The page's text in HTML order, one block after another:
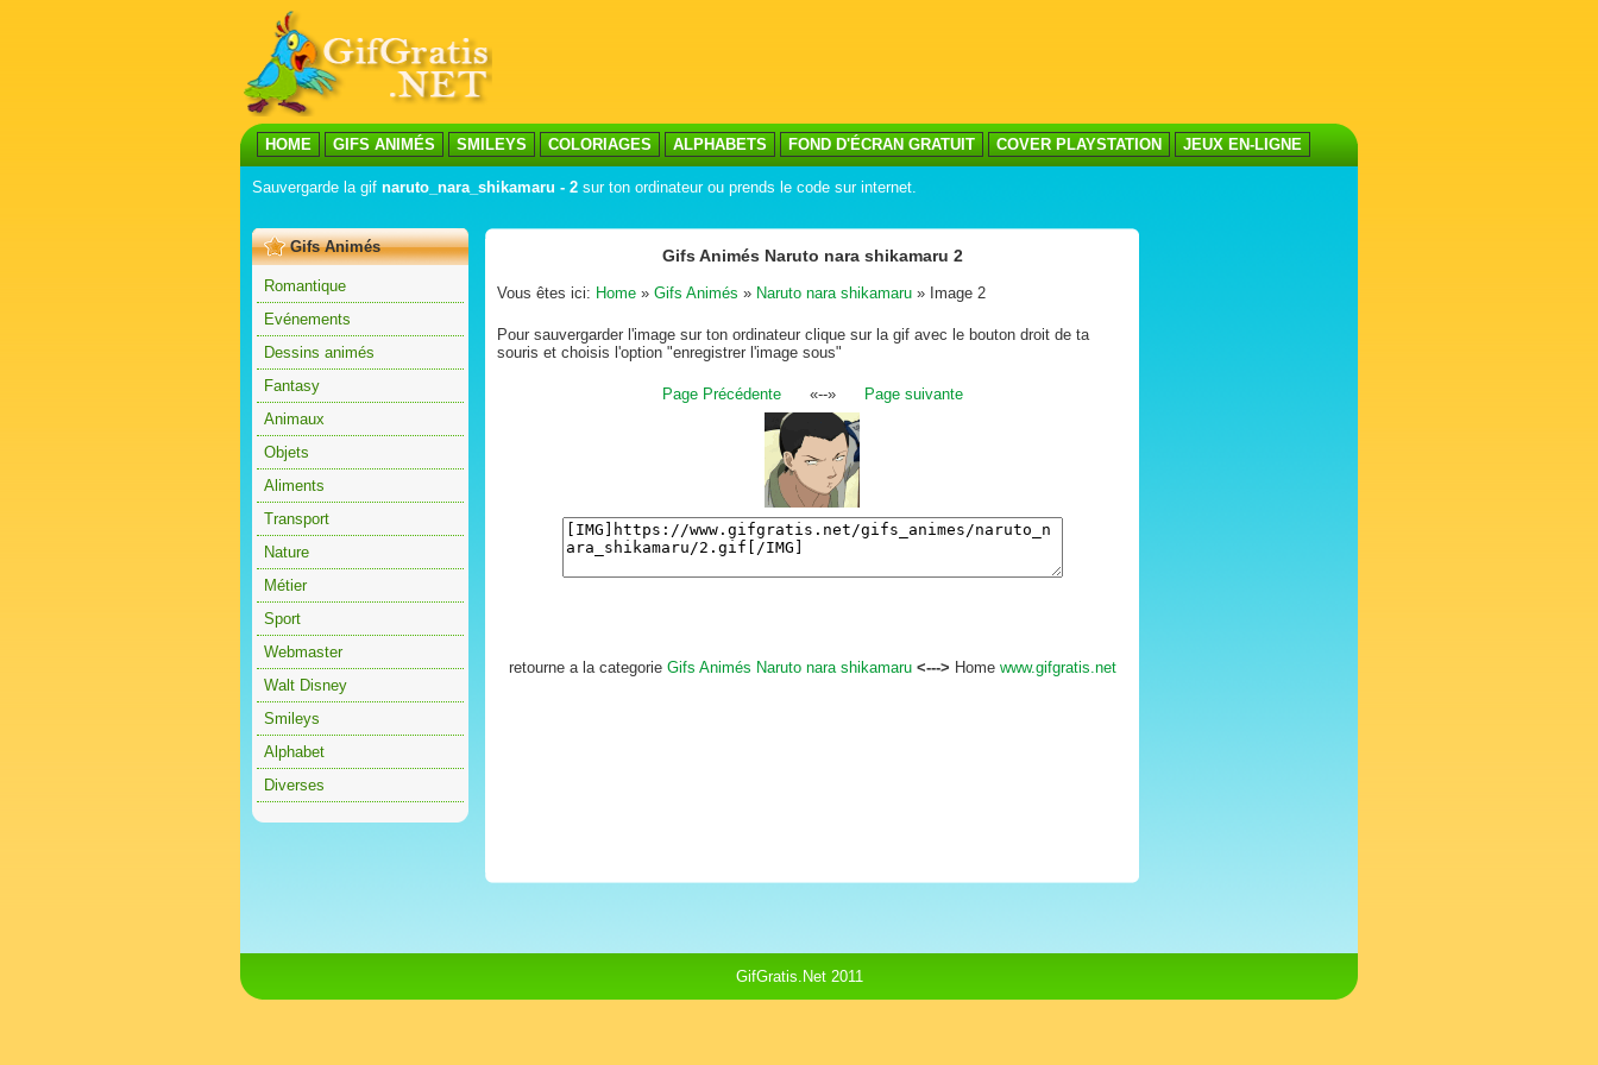
HOME GIFS ANIMÉS SMILEYS COLORIAGES ALPHABETS FOND D'ÉCRAN GRATUIT COVER PLAYSTATION JEUX EN-LIGNE
Sauvergarde la gif naruto_nara_shikamaru - 2 sur ton ordinateur ou prends le code sur internet.
Gifs Animés
Romantique
Evénements
Dessins animés
Fantasy
Animaux
Objets
Aliments
Transport
Nature
Métier
Sport
Webmaster
Walt Disney
Smileys
Alphabet
Diverses
Gifs Animés Naruto nara shikamaru 2
Vous êtes ici: Home » Gifs Animés » Naruto nara shikamaru » Image 2
Pour sauvergarder l'image sur ton ordinateur clique sur la gif avec le bouton droit de ta
souris et choisis l'option "enregistrer l'image sous"
Page Précédente«--» Page suivante
retourne a la categorie Gifs Animés Naruto nara shikamaru <---> Home www.gifgratis.net
GifGratis.Net 2011